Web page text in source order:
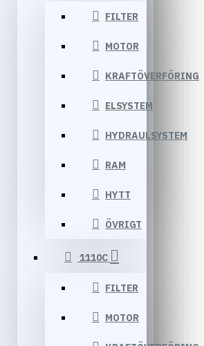
FILTER
MOTOR
KRAFTÖVERFÖRING
ELSYSTEM
HYDRAULSYSTEM
RAM
HYTT
ÖVRIGT
1110C
FILTER
MOTOR